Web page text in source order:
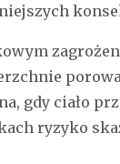
gdy ciało
ryzyko